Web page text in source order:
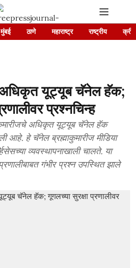
ठाणे महाराष्ट्र राष्ट्रीय
अधिकृत यूट्यूब चॅनेल हॅक;
प्रश्नचिन्ह
अधिकृत यूट्यूब चॅनेल हॅक
आहे. हे चॅनेल ब्रह्माकुमारीज मीडिया
व्यवस्थापनाखाली चालते. या
गंभीर प्रश्न उपस्थित झाले